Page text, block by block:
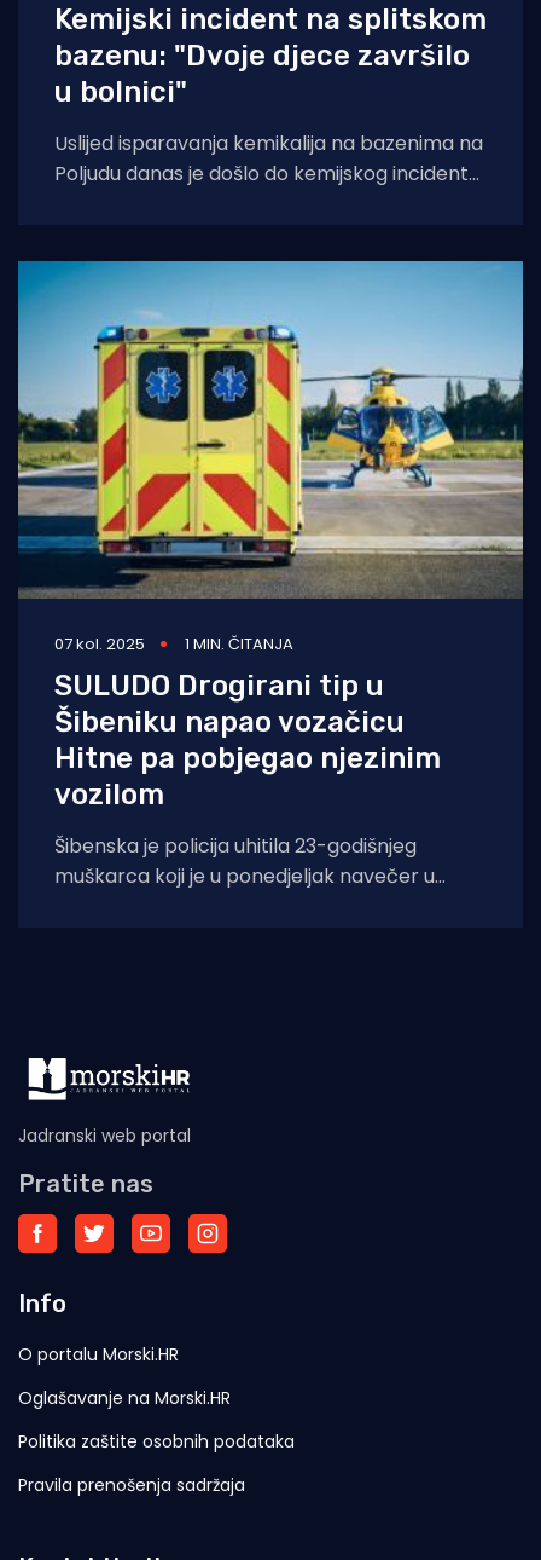
Kemijski incident na splitskom
bazenu: "Dvoje djece završilo
u bolnici"
Uslijed isparavanja kemikalija na bazenima na
Poljudu danas je došlo do kemijskog incidenta
07 kol. 2025 1 MIN. ČITANJA
SULUDO Drogirani tip u
Šibeniku napao vozačicu
Hitne pa pobjegao njezinim
vozilom
Šibenska je policija uhitila 23-godišnjeg
muškarca koji je u ponedjeljak navečer u
Jadranski web portal
Pratite nas
Info
O portalu Morski.HR
Oglašavanje na Morski.HR
Politika zaštite osobnih podataka
Pravila prenošenja sadržaja